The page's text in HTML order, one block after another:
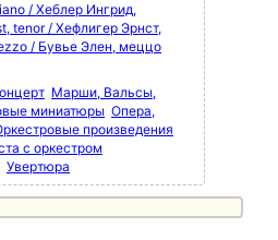
/ Хеблер Ингрид,
tenor / Хефлигер Эрнст,
/ Бувье Элен, меццо
Марши, Вальсы,
миниатюры Опера,
произведения
с оркестром
Увертюра